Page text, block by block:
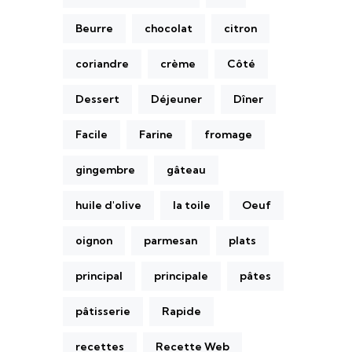
Beurre chocolat citron
coriandre crème Côté
Dessert Déjeuner Dîner
Facile Farine fromage
gingembre gâteau
huile d'olive la toile Oeuf
oignon parmesan plats
principal principale pâtes
pâtisserie Rapide
recettes Recette Web